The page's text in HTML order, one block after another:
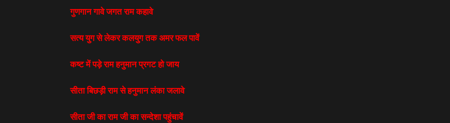
गुणगान गावे जगत राम कहावे
सत्य युग से लेकर कलयुग तक अमर फल पावें
कष्ट में पड़े राम हनुमान प्रगट हो जाय
सीता बिछड़ी राम से हनुमान लंका जलावे
सीता जी का राम जी का सन्देशा पहुंचावें